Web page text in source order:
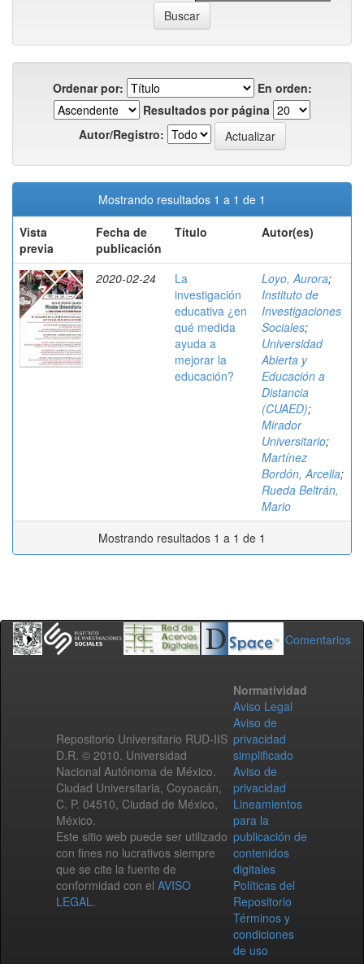
Ordenar por:
En orden:
Resultados por página
Autor/Registro:
Mostrando resultados 1 a 1 de 1
Vista
previa
Fecha de
publicación
Título Autor(es)
2020-02-24
La
investigación
educativa ¿en
qué medida
ayuda a
mejorar la
educación?
Loyo, Aurora;
Instituto de
Investigaciones
Sociales;
Universidad
Abierta y
Educación a
Distancia
(CUAED);
Mirador
Universitario;
Martínez
Bordón, Arcelia;
Rueda Beltrán,
Mario
Mostrando resultados 1 a 1 de 1
Comentarios
Repositorio Universitario RUD-IIS
D.R. © 2010. Universidad
Nacional Autónoma de México.
Ciudad Universitaria, Coyoacán,
C. P. 04510, Ciudad de México,
México.
Este sitio web puede ser utilizado
con fines no lucrativos siempre
que se cite la fuente de
conformidad con el AVISO
LEGAL.
Normatividad
Aviso Legal
Aviso de
privacidad
simplificado
Aviso de
privacidad
Lineamientos
para la
publicación de
contenidos
digitales
Políticas del
Repositorio
Términos y
condiciones
de uso